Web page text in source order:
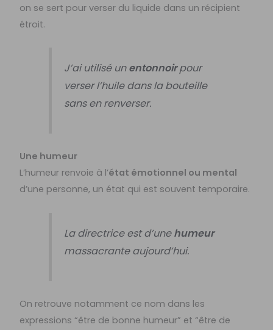
on se sert pour verser du liquide dans un récipient
étroit.
J’ai utilisé unentonnoirpour
verser l’huile dans la bouteille
sans en renverser.
Une humeur
L’humeur renvoie à l’état émotionnel ou mental
d’une personne, un état qui est souvent temporaire.
La directrice est d’unehumeur
massacrante aujourd’hui.
On retrouve notamment ce nom dans les
expressions “être de bonne humeur” et “être de